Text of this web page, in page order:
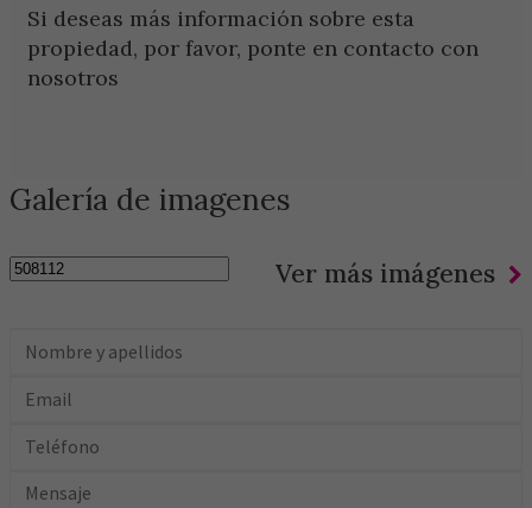
Si deseas más información sobre esta
propiedad, por favor, ponte en contacto con
nosotros
Galería de imagenes
Ver más imágenes